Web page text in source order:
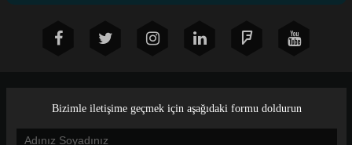
Bizimle iletişime geçmek için aşağıdaki formu doldurun